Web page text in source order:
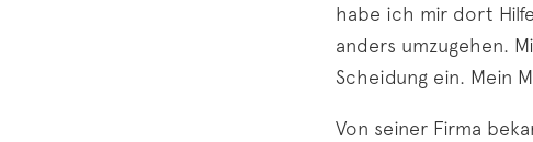
habe ich mir dort
anders umzugehen.
Scheidung ein. Mein
Von seiner Firma